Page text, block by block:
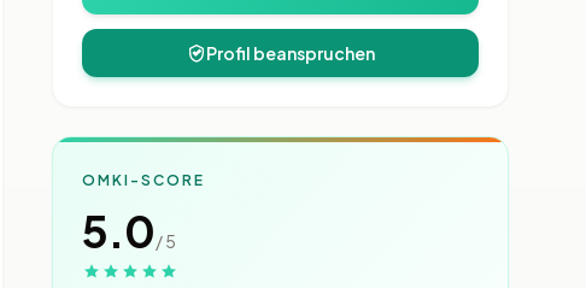
Profil beanspruchen
OMKI-SCORE
5.0/ 5